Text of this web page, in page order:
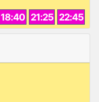
18:40 21:25 22:45